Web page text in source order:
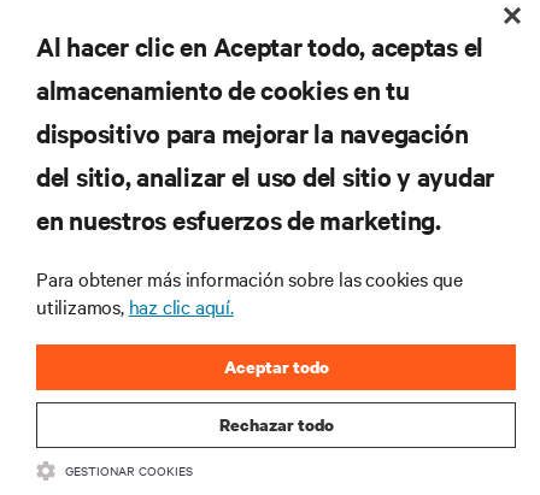
REGISTRARSE
RECURSOS
CORPORATIVO
SÍGANOS
Al hacer clic en Aceptar todo, aceptas el
almacenamiento de cookies en tu
dispositivo para mejorar la navegación
del sitio, analizar el uso del sitio y ayudar
en nuestros esfuerzos de marketing.
Para obtener más información sobre las cookies que
utilizamos, haz clic aquí.
Rechazar todo
Aceptar todo
GESTIONAR COOKIES